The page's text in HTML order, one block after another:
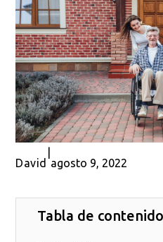
David agosto 9, 2022
Tabla de